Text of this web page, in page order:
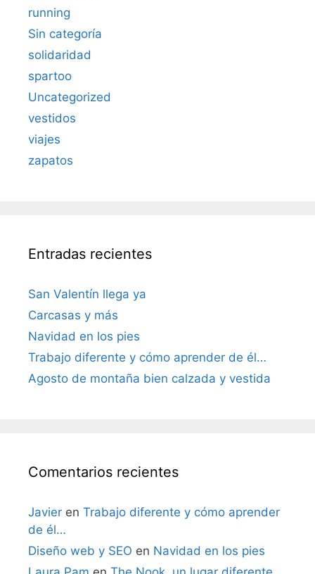
running
Sin categoría
solidaridad
spartoo
Uncategorized
vestidos
viajes
zapatos
Entradas recientes
San Valentín llega ya
Carcasas y más
Navidad en los pies
Trabajo diferente y cómo aprender de él…
Agosto de montaña bien calzada y vestida
Comentarios recientes
Javier en Trabajo diferente y cómo aprender
de él…
Diseño web y SEO en Navidad en los pies